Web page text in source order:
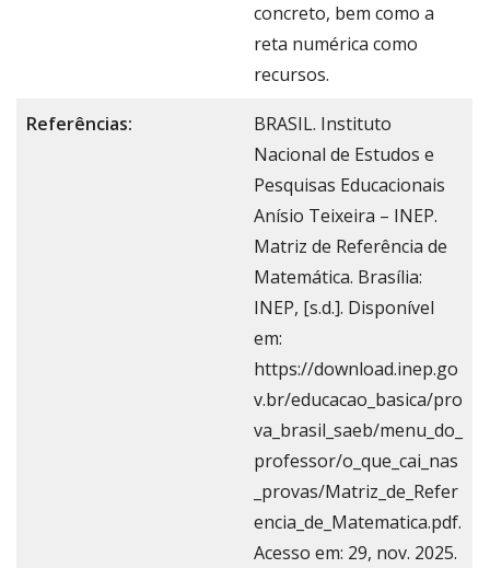
concreto, bem como a
reta numérica como
recursos.
Referências:
BRASIL. Instituto
Nacional de Estudos e
Pesquisas Educacionais
Anísio Teixeira – INEP.
Matriz de Referência de
Matemática. Brasília:
INEP, [s.d.]. Disponível
em:
https://download.inep.go
v.br/educacao_basica/pro
va_brasil_saeb/menu_do_
professor/o_que_cai_nas
_provas/Matriz_de_Refer
encia_de_Matematica.pdf.
Acesso em: 29, nov. 2025.